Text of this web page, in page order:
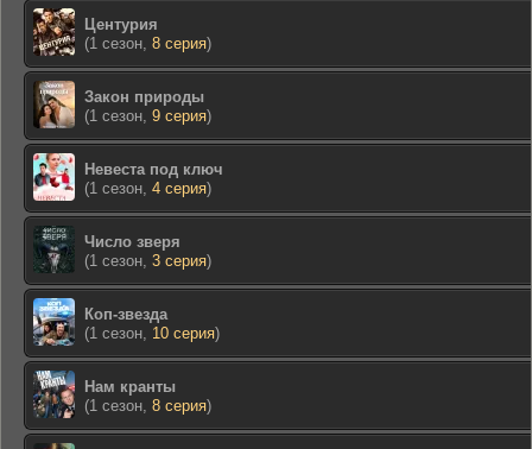
Центурия
(1 сезон, 8 серия)
Закон природы
(1 сезон, 9 серия)
Невеста под ключ
(1 сезон, 4 серия)
Число зверя
(1 сезон, 3 серия)
Коп-звезда
(1 сезон, 10 серия)
Нам кранты
(1 сезон, 8 серия)